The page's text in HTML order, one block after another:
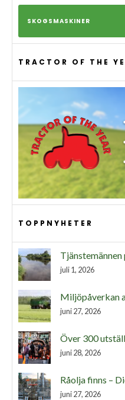
SKOGSMASKINER
TRACTOR OF THE
TOPPNYHETER
juli 1, 2026
Miljöpåverkan
juni 27, 2026
Över 300
juni 28, 2026
Råolja finns –
juni 27, 2026